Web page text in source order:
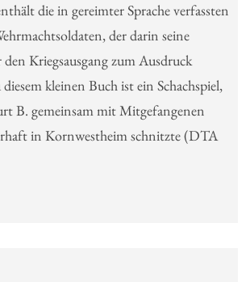
die in gereimter Sprache verfassten
der darin seine
Kriegsausgang zum Ausdruck
kleinen Buch ist ein Schachspiel,
B. gemeinsam mit Mitgefangenen
in Kornwestheim schnitzte (DTA